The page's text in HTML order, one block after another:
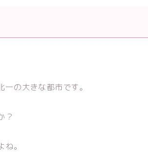
の大きな都市です。
？
。